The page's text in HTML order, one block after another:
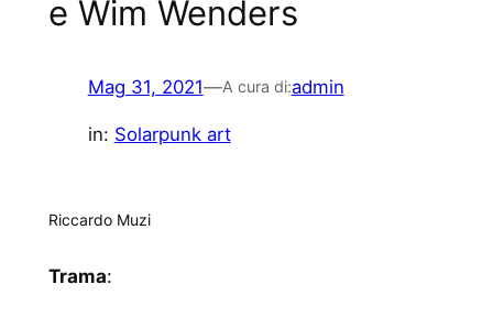
e Wim Wenders
Mag 31, 2021—A cura di:admin
in: Solarpunk art
Riccardo Muzi
Trama: